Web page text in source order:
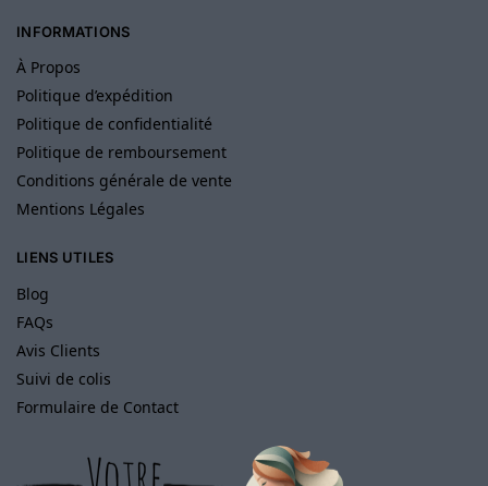
INFORMATIONS
À Propos
Politique d’expédition
Politique de confidentialité
Politique de remboursement
Conditions générale de vente
Mentions Légales
LIENS UTILES
Blog
FAQs
Avis Clients
Suivi de colis
Formulaire de Contact